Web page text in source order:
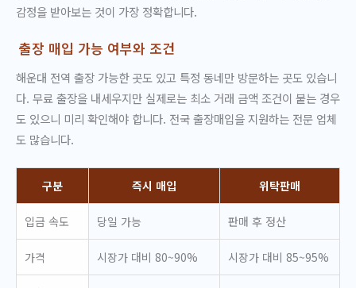
감정을 받아보는 것이 가장 정확합니다.
출장 매입 가능 여부와 조건
해운대 전역 출장 가능한 곳도 있고 특정 동네만 방문하는 곳도 있습니
다. 무료 출장을 내세우지만 실제로는 최소 거래 금액 조건이 붙는 경우
도 있으니 미리 확인해야 합니다. 전국 출장매입을 지원하는 전문 업체
도 많습니다.
구분 즉시 매입 위탁판매
입금 속도 당일 가능 판매 후 정산
가격 시장가 대비 80~90% 시장가 대비 85~95%